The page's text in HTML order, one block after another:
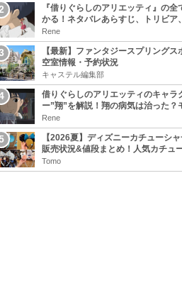
『借りぐらしのアリエッティ』の全
かる！ネタバレあらすじ、トリビア
キャラまとめ！
Rene
【最新】ファンタジースプリングス
空室情報・予約状況
キャステル編集部
借りぐらしのアリエッティのキャラ
ー”翔”を解説！翔の病気は治った？
は誰？
Rene
【2026夏】ディズニーカチューシャ
販売状況&値段まとめ！人気カチュ
をチェック
Tomo